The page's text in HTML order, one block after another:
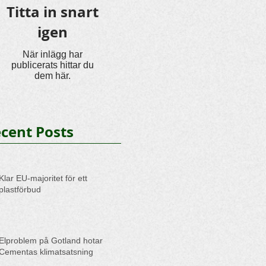
Titta in snart
igen
När inlägg har
publicerats hittar du
dem här.
Posts
EU-majoritet för ett
på Gotland hotar
klimatsatsning